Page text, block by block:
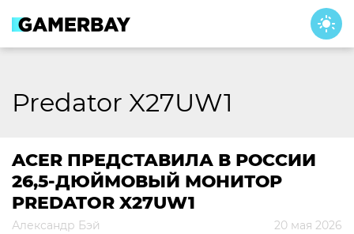
content
Predator X27UW1
ACER ПРЕДСТАВИЛА В РОССИИ
26,5-ДЮЙМОВЫЙ МОНИТОР
PREDATOR X27UW1
Александр Бэй 20 мая 2026